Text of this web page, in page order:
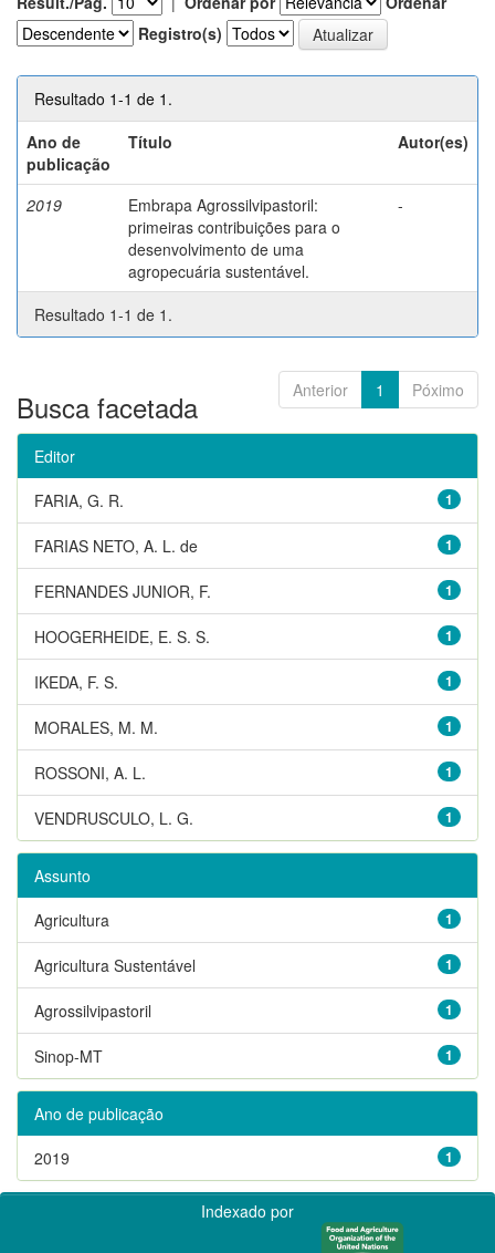
Registro(s)
Resultado 1-1 de 1.
Ano de
publicação
Título Autor(es)
2019
Embrapa Agrossilvipastoril:
primeiras contribuições para o
desenvolvimento de uma
agropecuária sustentável.
-
Resultado 1-1 de 1.
Anterior 1 Póximo
Busca facetada
Editor
1
FARIA, G. R.
1
FARIAS NETO, A. L. de
1
FERNANDES JUNIOR, F.
1
HOOGERHEIDE, E. S. S.
1
IKEDA, F. S.
1
MORALES, M. M.
1
ROSSONI, A. L.
1
VENDRUSCULO, L. G.
Assunto
1
Agricultura
1
Agricultura Sustentável
1
Agrossilvipastoril
1
Sinop-MT
Ano de publicação
1
2019
Indexado por